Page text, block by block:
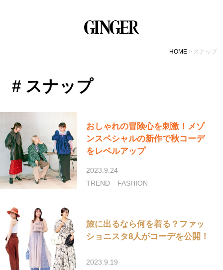
HOME スナップ
# スナップ
おしゃれの冒険心を刺激！メゾ
ンスペシャルの新作で秋コーデ
をレベルアップ
2023.9.24
TREND
FASHION
旅に出るなら何を着る？ファッ
ショニスタ8人がコーデを公開！
2023.9.19